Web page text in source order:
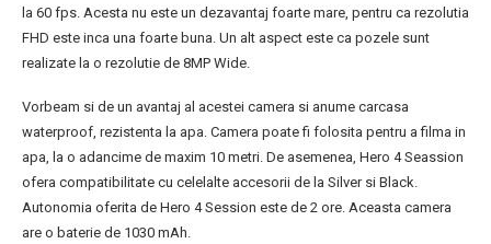
la 60 fps. Acesta nu este un dezavantaj foarte mare, pentru ca rezolutia
FHD este inca una foarte buna. Un alt aspect este ca pozele sunt
realizate la o rezolutie de 8MP Wide.
Vorbeam si de un avantaj al acestei camera si anume carcasa
waterproof, rezistenta la apa. Camera poate fi folosita pentru a filma in
apa, la o adancime de maxim 10 metri. De asemenea, Hero 4 Seassion
ofera compatibilitate cu celelalte accesorii de la Silver si Black.
Autonomia oferita de Hero 4 Session este de 2 ore. Aceasta camera
are o baterie de 1030 mAh.